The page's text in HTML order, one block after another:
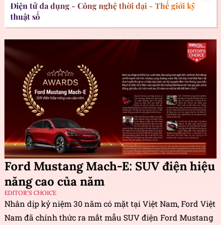
Điện tử đa dụng - Công nghệ thời đại - Thế giới kỹ
thuật số
Ford Mustang Mach-E: SUV điện hiệu
năng cao của năm
EDITOR'S CHOICE
Nhân dịp kỷ niệm 30 năm có mặt tại Việt Nam, Ford Việt
Nam đã chính thức ra mắt mẫu SUV điện Ford Mustang